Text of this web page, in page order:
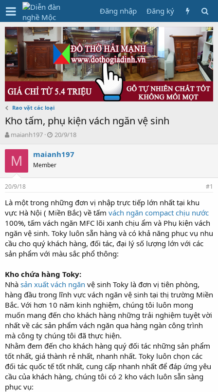
Đăng nhập Đăng ký
Rao vặt các loại
Kho tấm, phụ kiện vách ngăn vệ sinh
T
r
e
d
s
a
r
t
e
r
maianh197
N
à
g
ử
20/9/18
M maianh197
Member
20/9/18 #1
Là một trong những đơn vị nhập trực tiếp lớn nhất tại khu
vực Hà Nội ( Miền Bắc) về tấm vách ngăn compact chịu nước
100%, tấm vách ngăn MFC lõi xanh chịu ẩm và Phụ kiện vách
ngăn vệ sinh. Toky luôn sẵn hàng và có khả năng phục vụ nhu
cầu cho quý khách hàng, đối tác, đại lý số lượng lớn với các
sản phẩm với màu sắc phổ thông:
Kho chứa hàng Toky:
Nhà sản xuất vách ngăn vệ sinh Toky là đơn vị tiên phòng,
hàng đầu trong lĩnh vực vách ngăn vệ sinh tại thị trường Miền
Bắc. Với hơn 10 năm kinh nghiệm, chúng tôi luôn mong
muốn mang đến cho khách hàng những trải nghiệm tuyệt vời
nhất về các sản phẩm vách ngăn qua hàng ngàn công trình
mà công ty chúng tôi đã thực hiện.
Nhằm đem đến cho khách hàng quý đối tác những sản phẩm
tốt nhất, giá thành rẻ nhất, nhanh nhất. Toky luôn chọn các
đối tác quốc tế tốt nhất, cung cấp nhanh nhất để đáp ứng yêu
cầu của khách hàng, chúng tôi có 2 kho vách luôn sẵn sàng
phục vụ: